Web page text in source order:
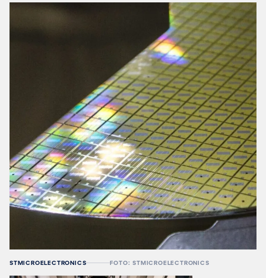
STMICROELECTRONICS FOTO: STMICROELECTRONICS